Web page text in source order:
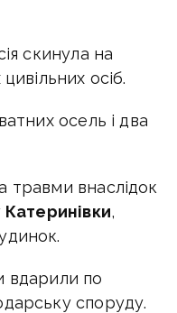
скинула на
осіб.
осель і два
внаслідок
Катеринівки,
вдарили по
споруду.